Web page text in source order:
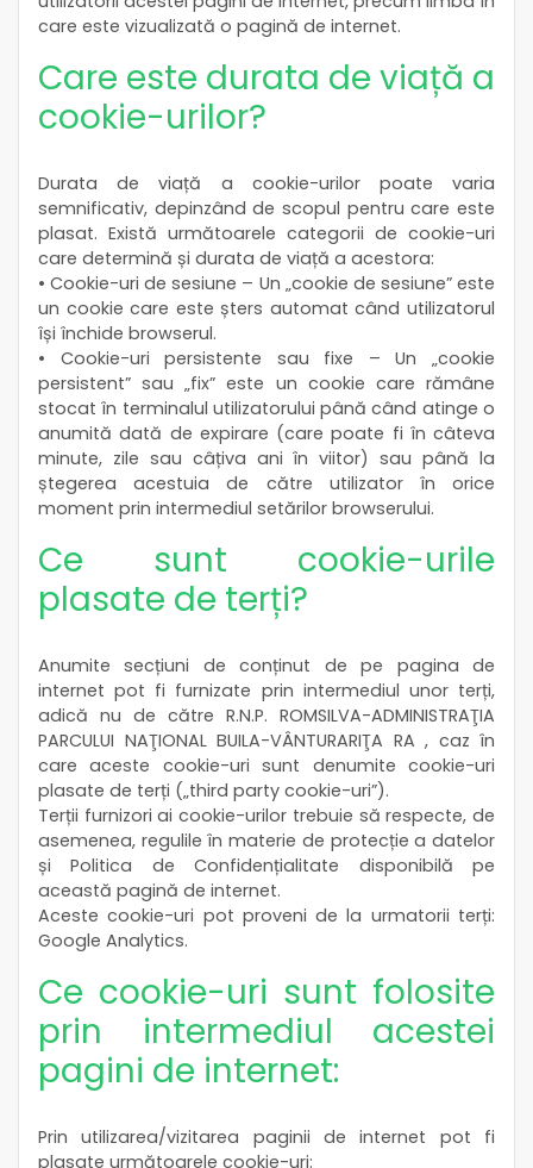
care este vizualizată o pagină de internet.
Care este durata de viață a
cookie-urilor?
Durata de viață a cookie-urilor poate varia
semnificativ, depinzând de scopul pentru care este
plasat. Există următoarele categorii de cookie-uri
care determină și durata de viață a acestora:
• Cookie-uri de sesiune – Un „cookie de sesiune” este
un cookie care este șters automat când utilizatorul
își închide browserul.
• Cookie-uri persistente sau fixe – Un „cookie
persistent” sau „fix” este un cookie care rămâne
stocat în terminalul utilizatorului până când atinge o
anumită dată de expirare (care poate fi în câteva
minute, zile sau câțiva ani în viitor) sau până la
ștegerea acestuia de către utilizator în orice
moment prin intermediul setărilor browserului.
Ce sunt cookie-urile
plasate de terți?
Anumite secțiuni de conținut de pe pagina de
internet pot fi furnizate prin intermediul unor terți,
adică nu de către R.N.P. ROMSILVA-ADMINISTRAŢIA
PARCULUI NAŢIONAL BUILA-VÂNTURARIŢA RA , caz în
care aceste cookie-uri sunt denumite cookie-uri
plasate de terți („third party cookie-uri”).
Terții furnizori ai cookie-urilor trebuie să respecte, de
asemenea, regulile în materie de protecție a datelor
și Politica de Confidențialitate disponibilă pe
această pagină de internet.
Aceste cookie-uri pot proveni de la urmatorii terți:
Google Analytics.
Ce cookie-uri sunt folosite
prin intermediul acestei
pagini de internet:
Prin utilizarea/vizitarea paginii de internet pot fi
plasate următoarele cookie-uri: